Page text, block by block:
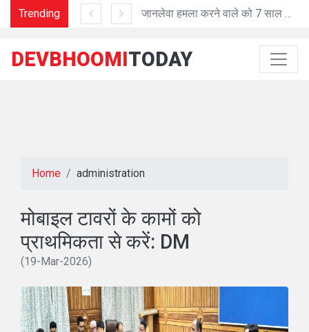
Trending जानलेवा हमला करने वाले को 7 साल की सजा
DEVBHOOMITODAY
Home administration
मोबाइल टावरों के कामों को
प्राथमिकता से करें: DM
(19-Mar-2026)